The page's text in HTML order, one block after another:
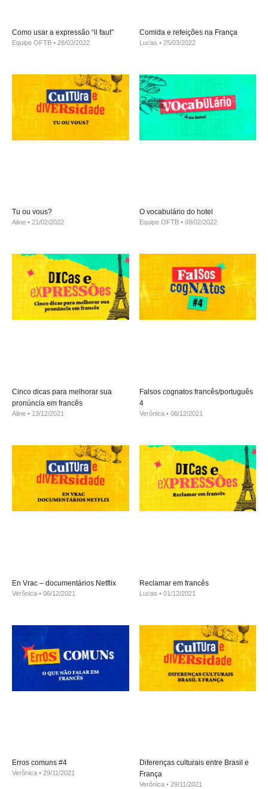
Como usar a expressão “il faut”
Equipe OFTB 28/03/2022
Comida e refeições na França
Lucas 25/03/2022
Tu ou vous?
Aline 21/02/2022
O vocabulário do hotel
Equipe OFTB 09/02/2022
Cinco dicas para melhorar sua
pronúncia em francês
Aline 13/12/2021
Falsos cognatos francês/português
4
Verônica 06/12/2021
En Vrac – documentários Netflix
Verônica 06/12/2021
Reclamar em francês
Lucas 01/12/2021
Erros comuns #4
Verônica 29/11/2021
Diferenças culturais entre Brasil e
França
Verônica 29/11/2021